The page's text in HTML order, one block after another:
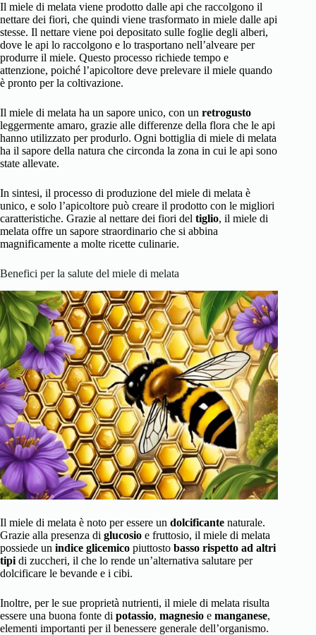
Il miele di melata viene prodotto dalle api che raccolgono il
nettare dei fiori, che quindi viene trasformato in miele dalle api
stesse. Il nettare viene poi depositato sulle foglie degli alberi,
dove le api lo raccolgono e lo trasportano nell’alveare per
produrre il miele. Questo processo richiede tempo e
attenzione, poiché l’apicoltore deve prelevare il miele quando
è pronto per la coltivazione.
Il miele di melata ha un sapore unico, con un retrogusto
leggermente amaro, grazie alle differenze della flora che le api
hanno utilizzato per produrlo. Ogni bottiglia di miele di melata
ha il sapore della natura che circonda la zona in cui le api sono
state allevate.
In sintesi, il processo di produzione del miele di melata è
unico, e solo l’apicoltore può creare il prodotto con le migliori
caratteristiche. Grazie al nettare dei fiori del tiglio, il miele di
melata offre un sapore straordinario che si abbina
magnificamente a molte ricette culinarie.
Benefici per la salute del miele di melata
Il miele di melata è noto per essere un dolcificante naturale.
Grazie alla presenza di glucosio e fruttosio, il miele di melata
possiede un indice glicemico piuttosto basso rispetto ad altri
tipi di zuccheri, il che lo rende un’alternativa salutare per
dolcificare le bevande e i cibi.
Inoltre, per le sue proprietà nutrienti, il miele di melata risulta
essere una buona fonte di potassio, magnesio e manganese,
elementi importanti per il benessere generale dell’organismo.